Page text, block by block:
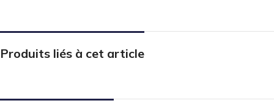
Produits liés à cet article